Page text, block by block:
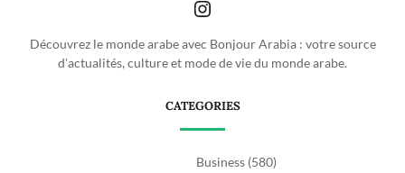
Découvrez le monde arabe avec Bonjour Arabia : votre source
d'actualités, culture et mode de vie du monde arabe.
CATEGORIES
Business (580)